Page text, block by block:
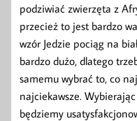
podziwiać zwierzęta z
przecież to jest bardzo
wzór Jedzie pociąg na
bardzo dużo, dlatego
samemu wybrać to, co
najciekawsze. Wybierając
będziemy